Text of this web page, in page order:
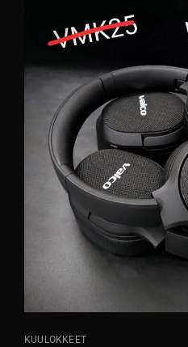
KISSA
KUULOKKEET